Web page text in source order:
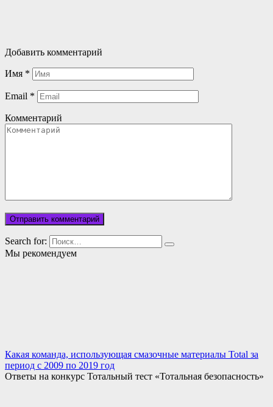
Добавить комментарий
Имя *
Email *
Комментарий
Search for:
Мы рекомендуем
Какая команда, использующая смазочные материалы Total за
период с 2009 по 2019 год
Ответы на конкурс Тотальный тест «Тотальная безопасность»